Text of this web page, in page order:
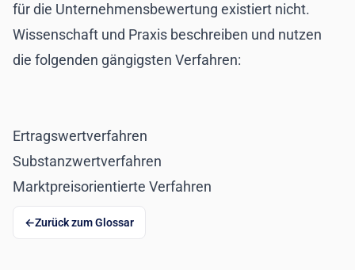
für die Unternehmensbewertung existiert nicht.
Wissenschaft und Praxis beschreiben und nutzen
die folgenden gängigsten Verfahren:
Ertragswertverfahren
Substanzwertverfahren
Marktpreisorientierte Verfahren
Zurück zum Glossar